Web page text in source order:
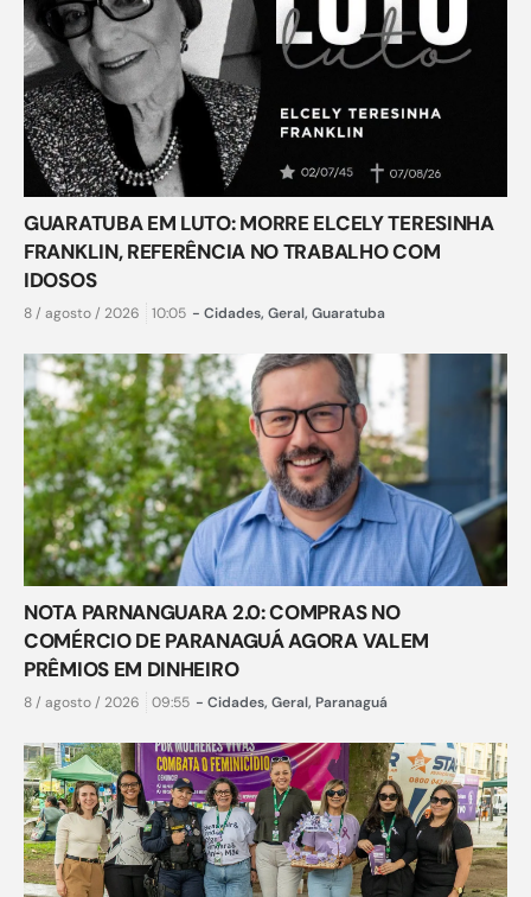
GUARATUBA EM LUTO: MORRE ELCELY TERESINHA
FRANKLIN, REFERÊNCIA NO TRABALHO COM
IDOSOS
8 / agosto / 2026 10:05 - Cidades, Geral, Guaratuba
NOTA PARNANGUARA 2.0: COMPRAS NO
COMÉRCIO DE PARANAGUÁ AGORA VALEM
PRÊMIOS EM DINHEIRO
8 / agosto / 2026 09:55 - Cidades, Geral, Paranaguá